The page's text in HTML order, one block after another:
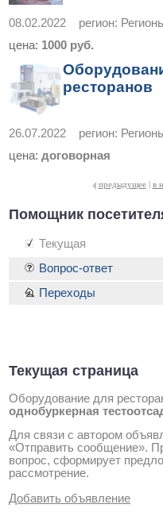
08.02.2022 регион:
цена: 1000 руб.
ресторанов
26.07.2022 регион:
цена: договорная
предыдущее | в
Помощник
Текущая
Текущая страница
Оборудование для
однобуркерная
Для связи с автором
«Отправить сообщение».
вопрос, сформирует
рассмотрение.
Добавить объявление
Вопрос-ответ
Переходы